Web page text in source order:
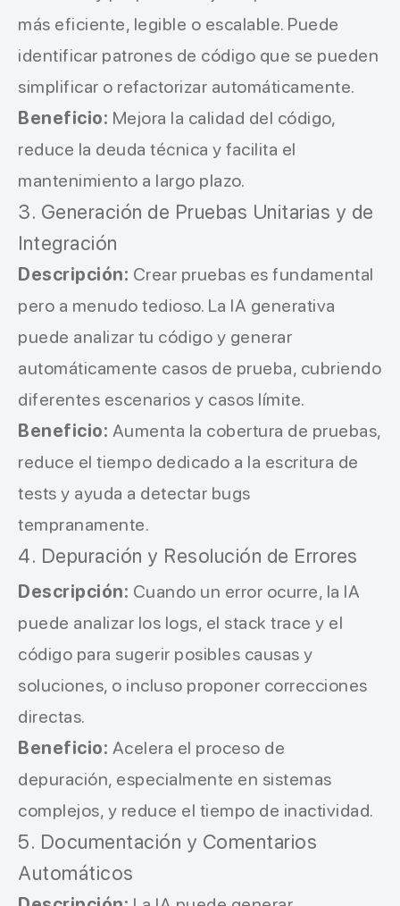
más eficiente, legible o escalable. Puede
identificar patrones de código que se pueden
simplificar o refactorizar automáticamente.
Beneficio: Mejora la calidad del código,
reduce la deuda técnica y facilita el
mantenimiento a largo plazo.
3. Generación de Pruebas Unitarias y de
Integración
Descripción: Crear pruebas es fundamental
pero a menudo tedioso. La IA generativa
puede analizar tu código y generar
automáticamente casos de prueba, cubriendo
diferentes escenarios y casos límite.
Beneficio: Aumenta la cobertura de pruebas,
reduce el tiempo dedicado a la escritura de
tests y ayuda a detectar bugs
tempranamente.
4. Depuración y Resolución de Errores
Descripción: Cuando un error ocurre, la IA
puede analizar los logs, el stack trace y el
código para sugerir posibles causas y
soluciones, o incluso proponer correcciones
directas.
Beneficio: Acelera el proceso de
depuración, especialmente en sistemas
complejos, y reduce el tiempo de inactividad.
5. Documentación y Comentarios
Automáticos